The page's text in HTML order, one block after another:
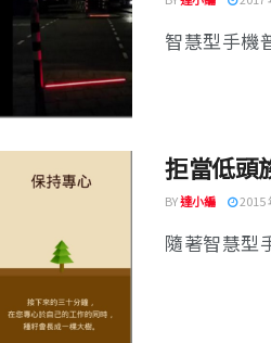
智慧型手機
拒當低頭
BY達小編 2015
隨著智慧型